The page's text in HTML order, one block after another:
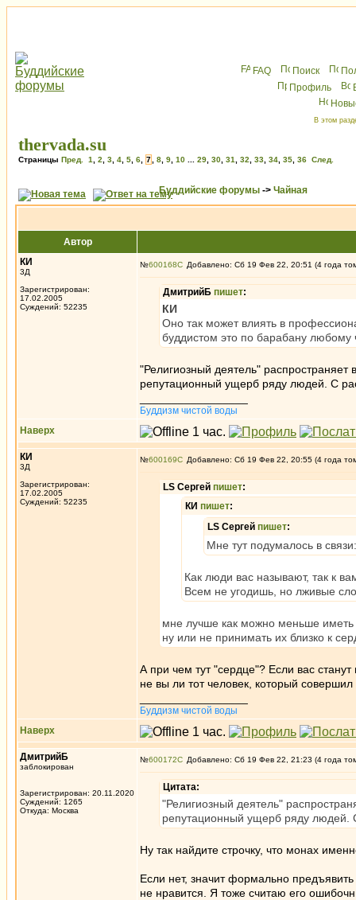
FAQ Поиск
Профиль
В этом
thervada.su
Страницы Пред. 1 2 3 4 5 6 7 8 9 10 29 30 31 32 33 34 35 36 След.
Буддийские форумы -> Чайная
Автор
КИ
3Д
Зарегистрирован:
17.02.2005
Суждений: 52235
№600168 Добавлено: Сб 19 Фев 22, 20:51 (4 года
ДмитрийБ пишет:
КИ
Оно так может влиять в
буддистом это по барабану любому
"Религиозный деятель" распространяет
репутационный ущерб ряду людей. С
Буддизм чистой воды
Наверх
КИ
3Д
Зарегистрирован:
17.02.2005
Суждений: 52235
№600169 Добавлено: Сб 19 Фев 22, 20:55 (4 года
LS Сергей пишет:
КИ пишет:
LS Сергей пишет:
Мне тут подумалось в
Как люди вас называют, так к
Всем не угодишь, но лживые
мне лучше как можно меньше
ну или не принимать их близко к
А при чем тут "сердце"? Если вас
не вы ли тот человек, который
Буддизм чистой воды
Наверх
ДмитрийБ
заблокирован
Зарегистрирован: 20.11.2020
Суждений: 1265
Откуда: Москва
№600172 Добавлено: Сб 19 Фев 22, 21:23 (4 года
Цитата:
"Религиозный деятель"
репутационный ущерб ряду людей.
Ну так найдите строчку, что монах
Если нет, значит формально
не нравится. Я тоже считаю его